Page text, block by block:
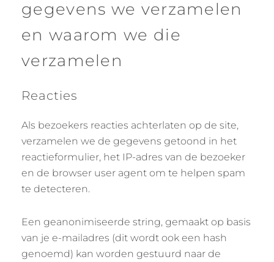
gegevens we verzamelen
en waarom we die
verzamelen
Reacties
Als bezoekers reacties achterlaten op de site,
verzamelen we de gegevens getoond in het
reactieformulier, het IP-adres van de bezoeker
en de browser user agent om te helpen spam
te detecteren.
Een geanonimiseerde string, gemaakt op basis
van je e-mailadres (dit wordt ook een hash
genoemd) kan worden gestuurd naar de